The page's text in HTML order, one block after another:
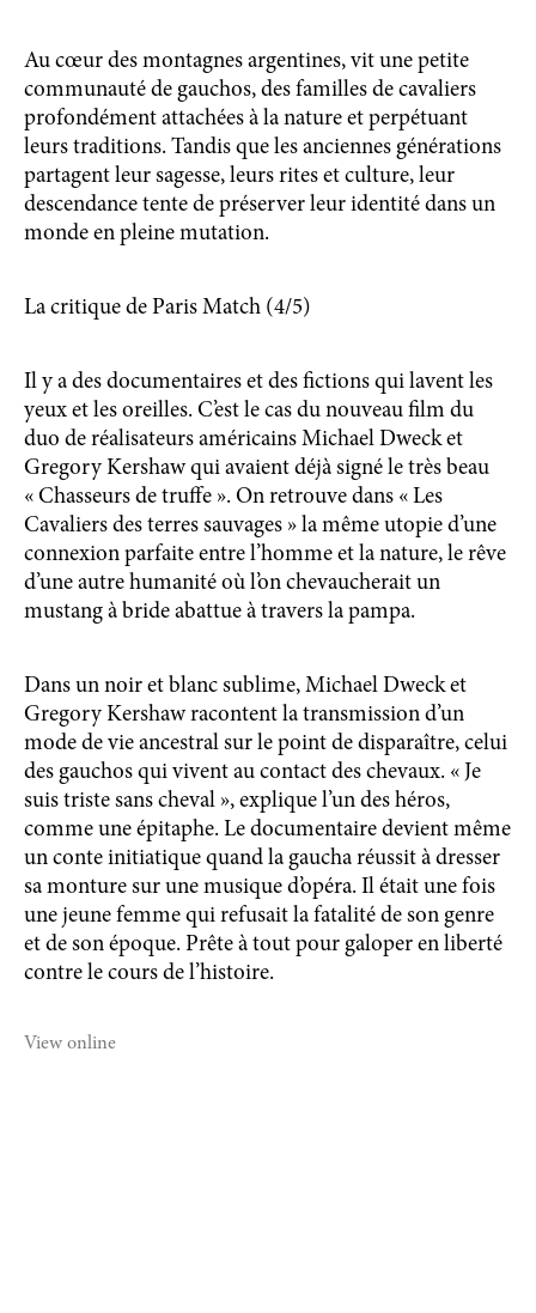
Au cœur des montagnes argentines, vit une petite
communauté de gauchos, des familles de cavaliers
profondément attachées à la nature et perpétuant
leurs traditions. Tandis que les anciennes générations
partagent leur sagesse, leurs rites et culture, leur
descendance tente de préserver leur identité dans un
monde en pleine mutation.
La critique de Paris Match (4/5)
Il y a des documentaires et des fictions qui lavent les
yeux et les oreilles. C’est le cas du nouveau film du
duo de réalisateurs américains Michael Dweck et
Gregory Kershaw qui avaient déjà signé le très beau
« Chasseurs de truffe ». On retrouve dans « Les
Cavaliers des terres sauvages » la même utopie d’une
connexion parfaite entre l’homme et la nature, le rêve
d’une autre humanité où l’on chevaucherait un
mustang à bride abattue à travers la pampa.
Dans un noir et blanc sublime, Michael Dweck et
Gregory Kershaw racontent la transmission d’un
mode de vie ancestral sur le point de disparaître, celui
des gauchos qui vivent au contact des chevaux. « Je
suis triste sans cheval », explique l’un des héros,
comme une épitaphe. Le documentaire devient même
un conte initiatique quand la gaucha réussit à dresser
sa monture sur une musique d’opéra. Il était une fois
une jeune femme qui refusait la fatalité de son genre
et de son époque. Prête à tout pour galoper en liberté
contre le cours de l’histoire.
View online